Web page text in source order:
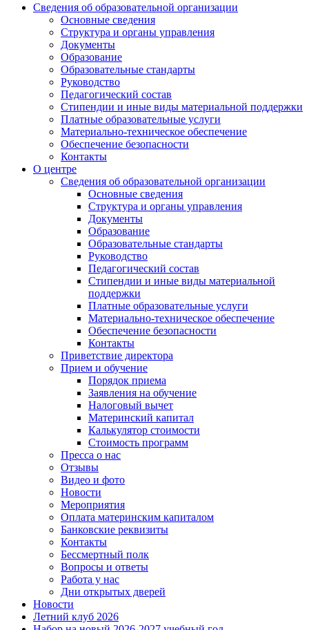
Сведения об образовательной организации
Основные сведения
Структура и органы управления
Документы
Образование
Образовательные стандарты
Руководство
Педагогический состав
Стипендии и иные виды материальной поддержки
Платные образовательные услуги
Материально-техническое обеспечение
Обеспечение безопасности
Контакты
О центре
Сведения об образовательной организации
Основные сведения
Структура и органы управления
Документы
Образование
Образовательные стандарты
Руководство
Педагогический состав
Стипендии и иные виды материальной
поддержки
Платные образовательные услуги
Материально-техническое обеспечение
Обеспечение безопасности
Контакты
Приветствие директора
Прием и обучение
Порядок приема
Заявления на обучение
Налоговый вычет
Материнский капитал
Калькулятор стоимости
Стоимость программ
Пресса о нас
Отзывы
Видео и фото
Новости
Мероприятия
Оплата материнским капиталом
Банковские реквизиты
Контакты
Бессмертный полк
Вопросы и ответы
Работа у нас
Дни открытых дверей
Новости
Летний клуб 2026